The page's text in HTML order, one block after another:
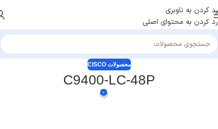
رد کردن به ناوبری
رد کردن به محتوای اصلی
محصولات CISCO
C9400-LC-48P
0